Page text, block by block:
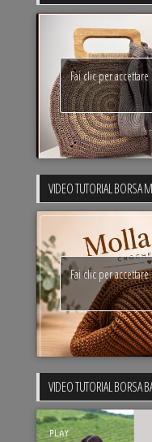
Fai clic per
VIDEO TUTORIAL BORSA
Fai clic per
VIDEO TUTORIAL BORSA